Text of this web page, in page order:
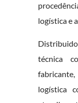
logística e
técnica
logística